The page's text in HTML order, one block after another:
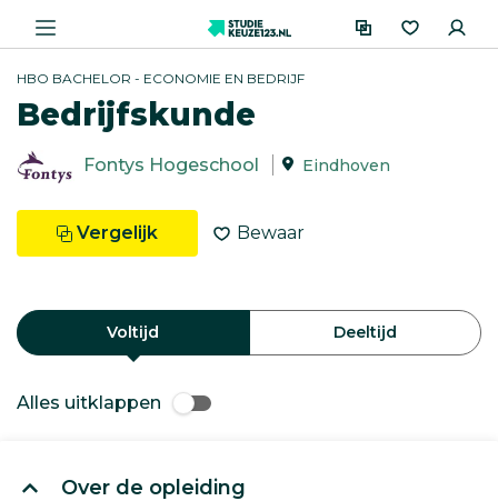
HBO BACHELOR - ECONOMIE EN BEDRIJF
Bedrijfskunde
Fontys Hogeschool Eindhoven
Vergelijk Bewaar
Voltijd Deeltijd
Alles uitklappen
Over de opleiding